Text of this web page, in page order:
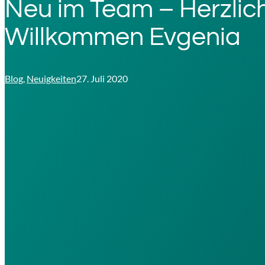
Neu im Team –
Willkommen Evgenia
Blog, Neuigkeiten27. Juli 2020